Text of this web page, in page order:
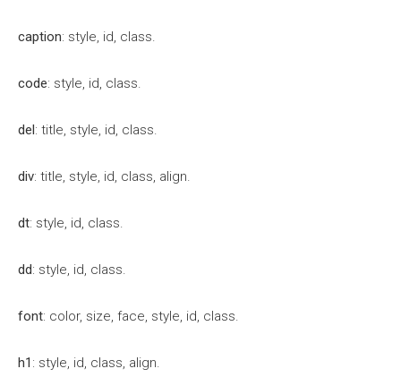
caption: style, id, class.
code: style, id, class.
del: title, style, id, class.
div: title, style, id, class, align.
dt: style, id, class.
dd: style, id, class.
font: color, size, face, style, id, class.
h1 : style, id, class, align.